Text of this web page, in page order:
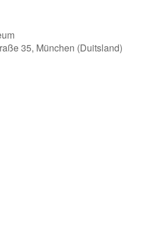
35, München (Duitsland)